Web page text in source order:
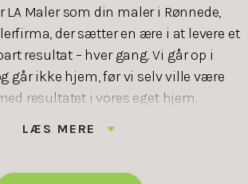
LA Maler som din maler i Rønnede,
der sætter en ære i at levere et
resultat – hver gang. Vi går op i
går ikke hjem, før vi selv ville være
resultatet i vores eget hjem.
LÆS MERE